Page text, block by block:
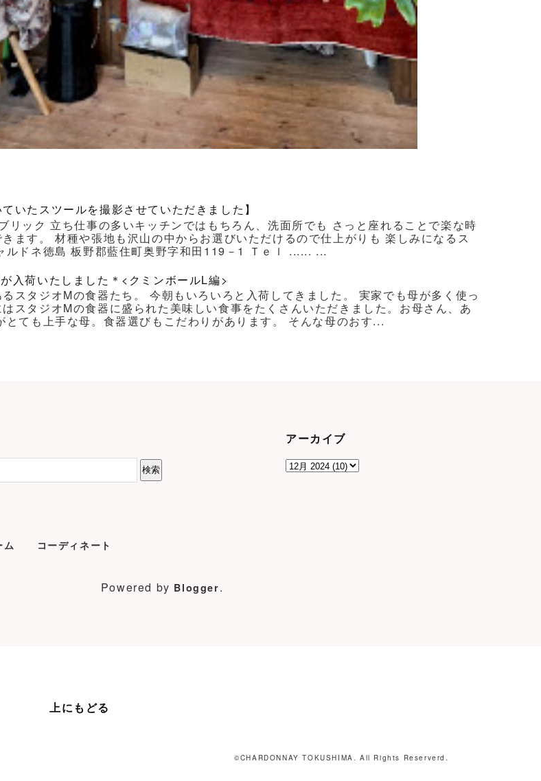
ていたスツールを撮影させていただきました】
ック 立ち仕事の多いキッチンではもちろん、洗面所でも さっと座れることで楽な時
ます。 材種や張地も沢山の中からお選びいただけるので仕上がりも 楽しみになるス
ルドネ徳島 板野郡藍住町奥野字和田119－1 Ｔｅｌ ...... ...
入荷いたしました＊<クミンボールL編>
スタジオMの食器たち。 今朝もいろいろと入荷してきました。 実家でも母が多く使っ
スタジオMの食器に盛られた美味しい食事をたくさんいただきました。お母さん、あ
とても上手な母。食器選びもこだわりがあります。 そんな母のおす...
アーカイブ
ム コーディネート
Powered by Blogger.
上にもどる
©️CHARDONNAY TOKUSHIMA. All Rights Reserverd.